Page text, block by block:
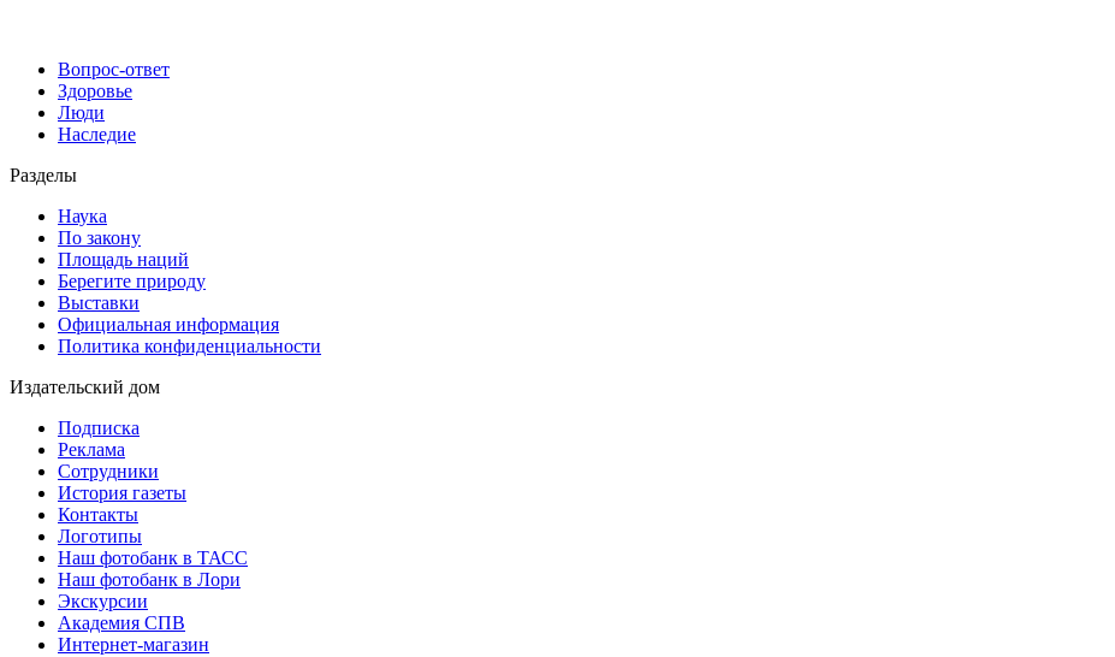
Вопрос-ответ
Здоровье
Люди
Наследие
Разделы
Наука
По закону
Площадь наций
Берегите природу
Выставки
Официальная информация
Политика конфиденциальности
Издательский дом
Подписка
Реклама
Сотрудники
История газеты
Контакты
Логотипы
Наш фотобанк в ТАСС
Наш фотобанк в Лори
Экскурсии
Академия СПВ
Интернет-магазин